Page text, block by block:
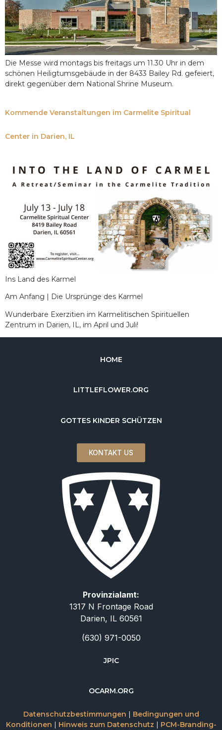
Die Messe wird montags bis freitags um 11.30 Uhr in dem
schönen Heiligtumsgebäude in der 8433 Bailey Rd. gefeiert,
direkt gegenüber dem National Shrine Museum.
Kommende Veranstaltungen im Carmelite Spiritual
Center in Darien, IL
Ins Land des Karmel
Am Anfang | Die Ursprünge des Karmel
Wunderbare Exerzitien im Karmelitischen Spirituellen
Zentrum in Darien, IL, im April und Juli!
HOME
LITTLEFLOWER.ORG
GOTTES KINDER SCHÜTZEN
KONTAKT US
Provinzialamt:
1317 N Frontage Road
Darien, IL 60561
(630) 971-0050
JPIC
OCARM.ORG
Datenschutzbestimmungen | Bedingungen und
Konditionen | Hinweis zum Datenschutz | PCM-Branding-
Italiano